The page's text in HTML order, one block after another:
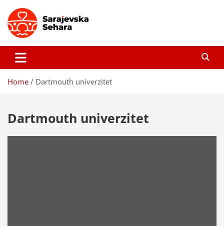
content
Sarajevska sehara
Home Dartmouth univerzitet
Dartmouth univerzitet